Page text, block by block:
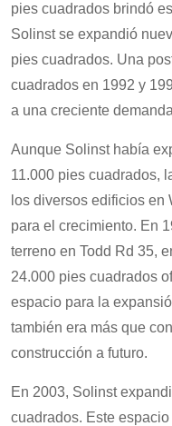
pies cuadrados brindó
Solinst se expandió
pies cuadrados. Una
cuadrados en 1992 y
a una creciente
Aunque Solinst había
11.000 pies cuadrados,
los diversos edificios
para el crecimiento. En
terreno en Todd Rd 35,
24.000 pies cuadrados
espacio para la
también era más que
construcción a futuro.
En 2003, Solinst
cuadrados. Este